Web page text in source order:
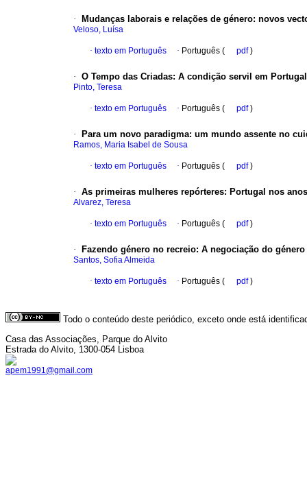
· Mudanças laborais e relações de género: novos
Veloso, Luísa
· texto em Português · Português ( pdf)
· O Tempo das Criadas: A condição servil em Portugal
Pinto, Teresa
· texto em Português · Português ( pdf)
· Para um novo paradigma: um mundo assente no
Ramos, Maria Isabel de Sousa
· texto em Português · Português ( pdf)
· As primeiras mulheres repórteres: Portugal nos
Alvarez, Teresa
· texto em Português · Português ( pdf)
· Fazendo género no recreio: A negociação do
Santos, Sofia Almeida
· texto em Português · Português ( pdf)
Todo o conteúdo deste periódico, exceto onde está
Casa das Associações, Parque do Alvito
Estrada do Alvito, 1300-054 Lisboa
apem1991@gmail.com